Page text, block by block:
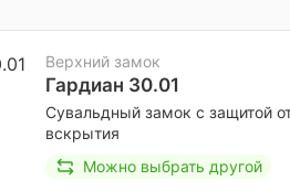
Верхний замок
Гардиан 30.01
Сувальдный замок с защитой
вскрытия
Можно выбрать другой